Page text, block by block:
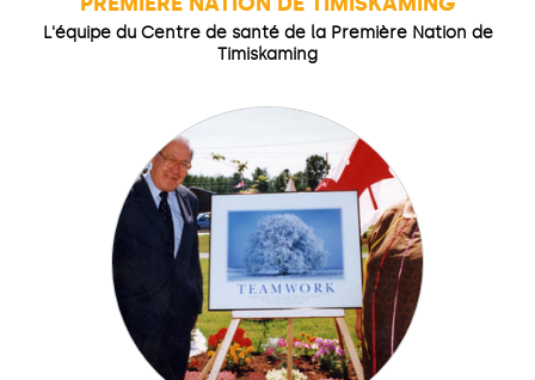
L'équipe du Centre de santé de la Première Nation de
Timiskaming